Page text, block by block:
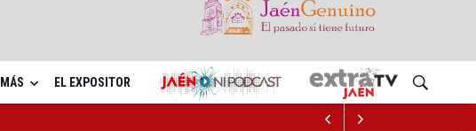
MÁS EL EXPOSITOR